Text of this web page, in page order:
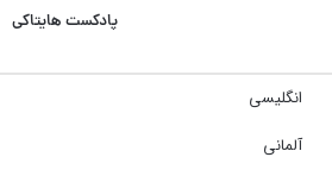
پادکست هایتاکی
انگلیسی
آلمانی